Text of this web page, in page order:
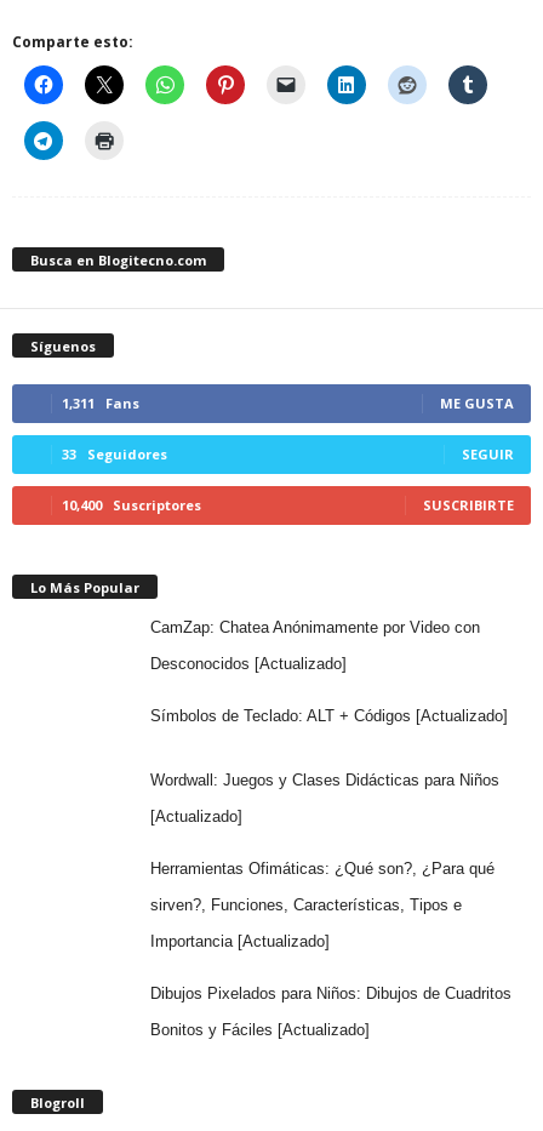
Comparte esto:
Busca en Blogitecno.com
Síguenos
1,311 Fans ME GUSTA
33 Seguidores SEGUIR
10,400 Suscriptores SUSCRIBIRTE
Lo Más Popular
CamZap: Chatea Anónimamente por Video con
Desconocidos [Actualizado]
Símbolos de Teclado: ALT + Códigos [Actualizado]
Wordwall: Juegos y Clases Didácticas para Niños
[Actualizado]
Herramientas Ofimáticas: ¿Qué son?, ¿Para qué
sirven?, Funciones, Características, Tipos e
Importancia [Actualizado]
Dibujos Pixelados para Niños: Dibujos de Cuadritos
Bonitos y Fáciles [Actualizado]
Blogroll